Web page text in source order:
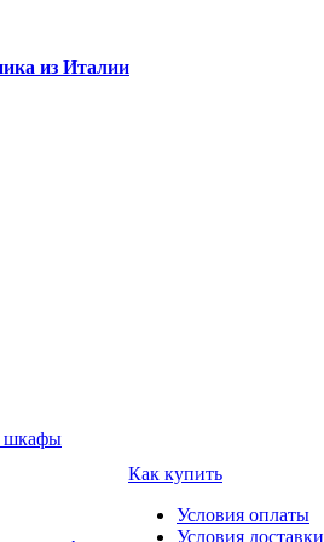
из Италии
шкафы
Как купить
Условия оплаты
Условия доставки